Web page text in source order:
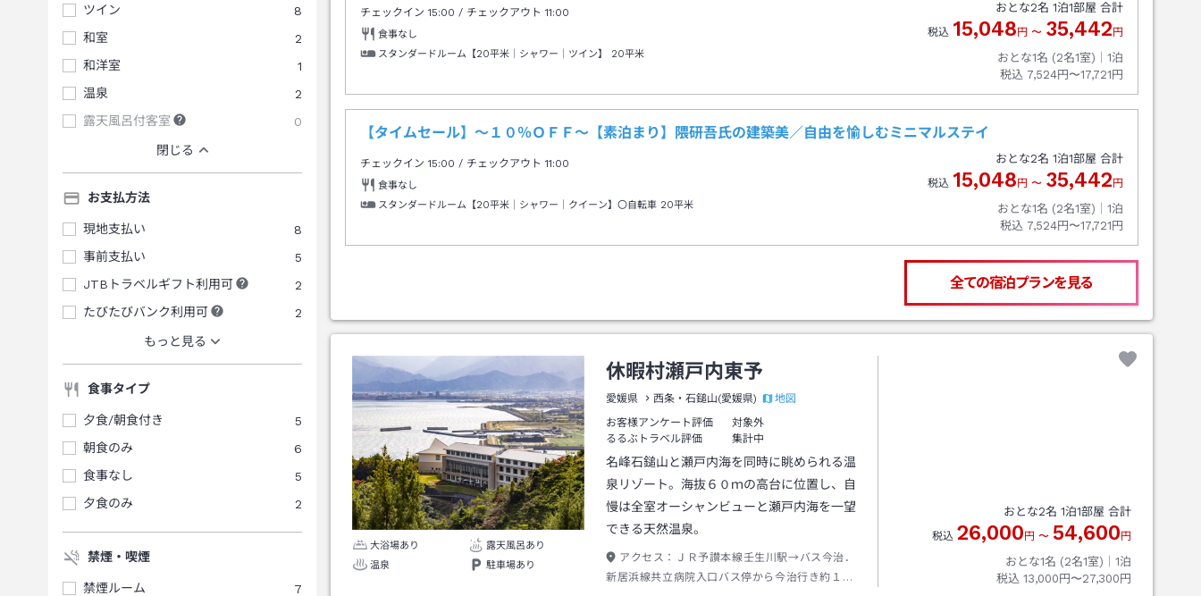
ツイン
8
和室
2
和洋室
1
温泉
2
露天風呂付客室
0
閉じる
お支払方法
現地支払い
8
事前支払い
5
JTBトラベルギフト利用可
2
たびたびバンク利用可
2
もっと見る
食事タイプ
夕食/朝食付き
5
朝食のみ
6
食事なし
5
夕食のみ
2
禁煙・喫煙
禁煙ルーム
7
チェックイン15:00 / チェックアウト 11:00
食事なし
スタンダードルーム【20平米｜シャワー｜ツイン】
20平米
おとな2名 1泊1部屋 合計
税込 15,048 円 〜 35,442 円
おとな1名 (2名1室)｜ 1泊
税込 7,524円〜17,721円
【タイムセール】～１０％ＯＦＦ～【素泊まり】隈研吾氏の建築美／自由を愉しむミニマルステイ
チェックイン15:00 / チェックアウト 11:00
食事なし
スタンダードルーム【20平米｜シャワー｜クイーン】〇自転車 20平米
おとな2名 1泊1部屋 合計
税込 15,048 円 〜 35,442 円
おとな1名 (2名1室)｜ 1泊
税込 7,524円〜17,721円
全ての宿泊プランを見る
大浴場あり
露天風呂あり
温泉
駐車場あり
休暇村瀬戸内東予
愛媛県 西条・石鎚山(愛媛県)
地図
お客様アンケート評価
対象外
るるぶトラベル評価
集計中
名峰石鎚山と瀬戸内海を同時に眺められる温
泉リゾート。海抜６０ｍの高台に位置し、自
慢は全室オーシャンビューと瀬戸内海を一望
できる天然温泉。
アクセス：
ＪＲ予讃本線壬生川駅→バス今治．
新居浜線共立病院入口バス停から今治行き約１５
おとな2名 1泊1部屋 合計
税込 26,000 円 〜 54,600 円
おとな1名 (2名1室)｜ 1泊
税込 13,000円〜27,300円